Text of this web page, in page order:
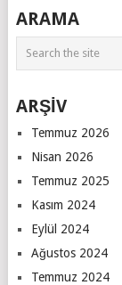
ARAMA
ARŞİV
Temmuz 2026
Nisan 2026
Temmuz 2025
Kasım 2024
Eylül 2024
Ağustos 2024
Temmuz 2024